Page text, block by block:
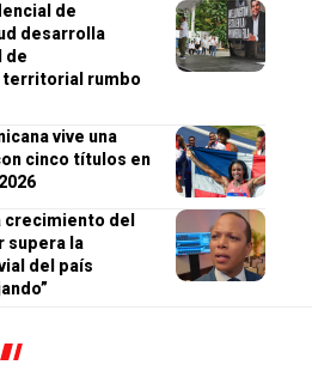
de
desarrolla
de
rumbo
vive una
cinco títulos en
del
supera la
del país